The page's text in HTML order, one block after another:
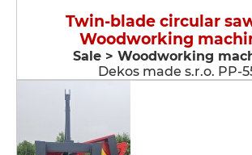
Twin-blade circular
Woodworking
Sale > Woodworking
Dekos made s.r.o. PP-